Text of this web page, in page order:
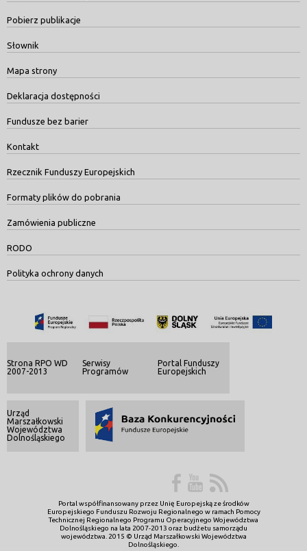
Pobierz publikacje
Słownik
Mapa strony
Deklaracja dostępności
Fundusze bez barier
Kontakt
Rzecznik Funduszy Europejskich
Formaty plików do pobrania
Zamówienia publiczne
RODO
Polityka ochrony danych
Strona RPO WD
2007-2013
Serwisy
Programów
Portal Funduszy
Europejskich
Urząd
Marszałkowski
Województwa
Dolnośląskiego
Portal współfinansowany przez Unię Europejską ze środków
Europejskiego Funduszu Rozwoju Regionalnego w ramach Pomocy
Technicznej Regionalnego Programu Operacyjnego Województwa
Dolnośląskiego na lata 2007-2013 oraz budżetu samorządu
województwa. 2015 © Urząd Marszałkowski Województwa
Dolnośląskiego.